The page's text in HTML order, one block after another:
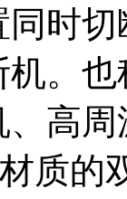
时
。
高
质